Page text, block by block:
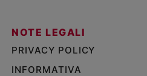
NOTE LEGALI
PRIVACY POLICY
INFORMATIVA